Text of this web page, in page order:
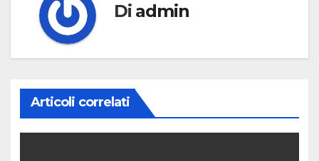
Di admin
Articoli correlati